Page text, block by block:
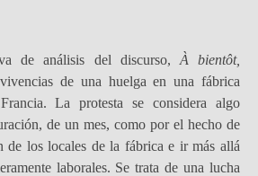
de análisis del discurso, À bientôt,
de una huelga en una fábrica
La protesta se considera algo
de un mes, como por el hecho de
de los locales de la fábrica e ir más allá
laborales. Se trata de una lucha